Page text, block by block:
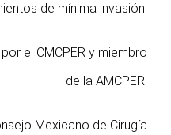
de mínima invasión.
el CMCPER y miembro
de la AMCPER.
Mexicano de Cirugía